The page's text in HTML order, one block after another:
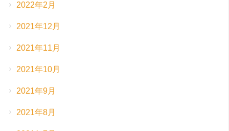
2022年2月
2021年12月
2021年11月
2021年10月
2021年9月
2021年8月